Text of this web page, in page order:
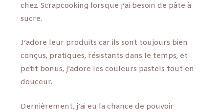
chez Scrapcooking lorsque j’ai besoin de pâte à
sucre.
J’adore leur produits car ils sont toujours bien
conçus, pratiques, résistants dans le temps, et
petit bonus, j’adore les couleurs pastels tout en
douceur.
Dernièrement, j’ai eu la chance de pouvoir